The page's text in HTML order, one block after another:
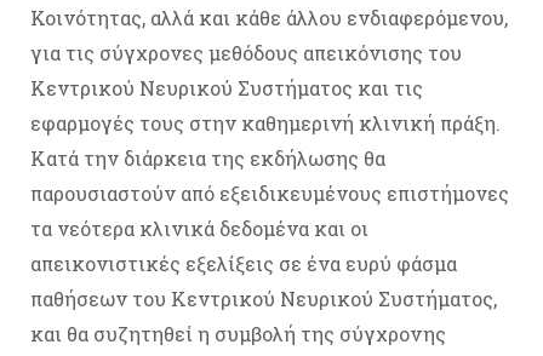
Κοινότητας, αλλά και κάθε άλλου ενδιαφερόμενου,
για τις σύγχρονες μεθόδους απεικόνισης του
Κεντρικού Νευρικού Συστήματος και τις
εφαρμογές τους στην καθημερινή κλινική πράξη.
Κατά την διάρκεια της εκδήλωσης θα
παρουσιαστούν από εξειδικευμένους επιστήμονες
τα νεότερα κλινικά δεδομένα και οι
απεικονιστικές εξελίξεις σε ένα ευρύ φάσμα
παθήσεων του Κεντρικού Νευρικού Συστήματος,
και θα συζητηθεί η συμβολή της σύγχρονης